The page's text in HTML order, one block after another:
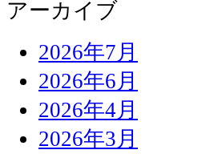
アーカイブ
2026年7月
2026年6月
2026年4月
2026年3月